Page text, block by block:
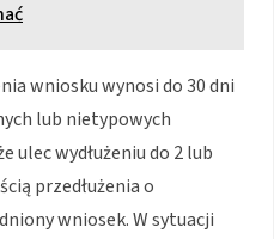
wniosku wynosi do 30 dni
lub nietypowych
ulec wydłużeniu do 2 lub
przedłużenia o
wniosek. W sytuacji